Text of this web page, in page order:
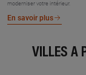
moderniser votre intérieur.
En savoir plus
VILLES À